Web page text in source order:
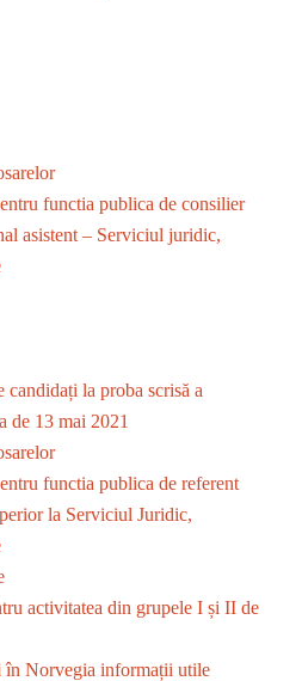
functia publica de consilier
asistent – Serviciul juridic,
la proba scrisă a
de 13 mai 2021
functia publica de referent
la Serviciul Juridic,
activitatea din grupele I și II de
Norvegia informații utile